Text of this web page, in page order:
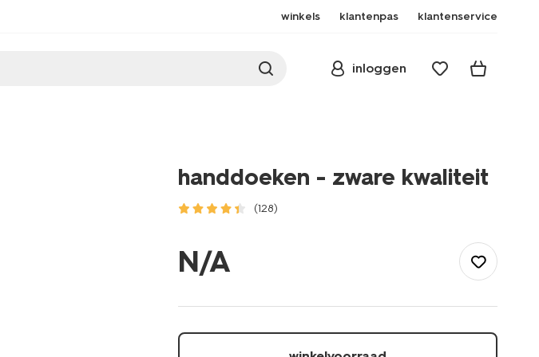
winkels klantenpas klantenservice
inloggen
handdoeken - zware kwaliteit
(128)
slapen/badkamer/handdoeken/handdoeken-
1000015132.html
N/A